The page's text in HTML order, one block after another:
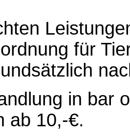
für
in bar
ab 10,-€.